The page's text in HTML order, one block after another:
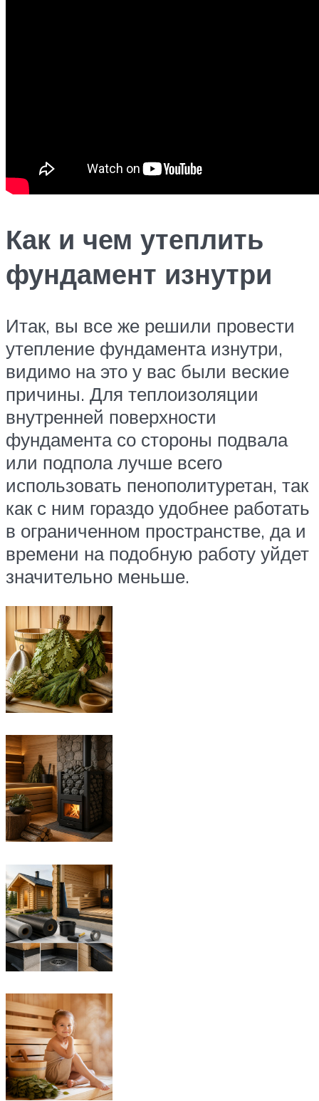
Как и чем утеплить
фундамент изнутри
Итак, вы все же решили провести
утепление фундамента изнутри,
видимо на это у вас были веские
причины. Для теплоизоляции
внутренней поверхности
фундамента со стороны подвала
или подпола лучше всего
использовать пенополитуретан, так
как с ним гораздо удобнее работать
в ограниченном пространстве, да и
времени на подобную работу уйдет
значительно меньше.